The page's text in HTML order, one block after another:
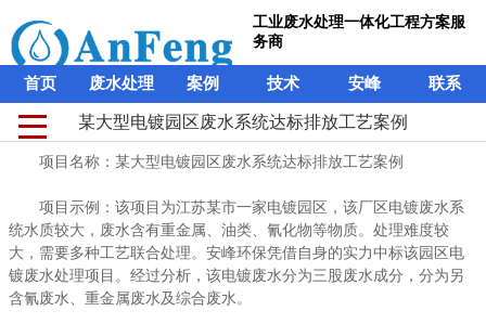
工业废水处理一体化工程方案服
务商
首页 废水处理 案例 技术 安峰 联系
某大型电镀园区废水系统达标排放工艺案例
项目名称：某大型电镀园区废水系统达标排放工艺案例
项目示例：该项目为江苏某市一家电镀园区，该厂区电镀废水系
统水质较大，废水含有重金属、油类、氰化物等物质。处理难度较
大，需要多种工艺联合处理。安峰环保凭借自身的实力中标该园区电
镀废水处理项目。经过分析，该电镀废水分为三股废水成分，分为另
含氰废水、重金属废水及综合废水。
务商
首页 废水处理 案例 技术 安峰 联系
某大型电镀园区废水系统达标排放工艺案例
项目名称：某大型电镀园区废水系统达标排放工艺案例
项目示例：该项目为江苏某市一家电镀园区，该厂区电镀废水系
统水质较大，废水含有重金属、油类、氰化物等物质。处理难度较
大，需要多种工艺联合处理。安峰环保凭借自身的实力中标该园区电
镀废水处理项目。经过分析，该电镀废水分为三股废水成分，分为另
含氰废水、重金属废水及综合废水。